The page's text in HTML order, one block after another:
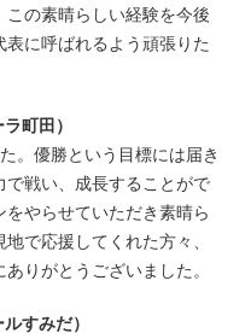
の素晴らしい経験を今後
に呼ばれるよう頑張りた
町田）
。優勝という目標には届き
戦い、成長することがで
やらせていただき素晴ら
で応援してくれた方々、
りがとうございました。
すみだ）